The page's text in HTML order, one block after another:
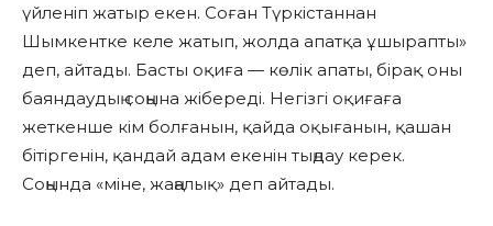
үйленіп жатыр екен. Соған Түркістаннан
Шымкентке келе жатып, жолда апатқа ұшырапты»
деп, айтады. Басты оқиға — көлік апаты, бірақ оны
баяндаудың соңына жібереді. Негізгі оқиғаға
жеткенше кім болғанын, қайда оқығанын, қашан
бітіргенін, қандай адам екенін тыңдау керек.
Соңында «міне, жаңалық» деп айтады.